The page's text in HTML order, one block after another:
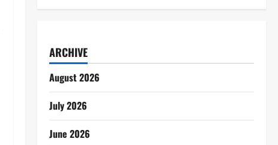
ARCHIVE
August 2026
July 2026
June 2026